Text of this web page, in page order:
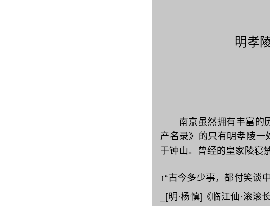
明孝
南京虽然拥有丰富的历
产名录》‌‌的只有明孝陵‌一
于钟山。曾经的皇家陵寝
↑“古今多少事，都付笑谈
_[明·杨慎]《临江仙·滚滚